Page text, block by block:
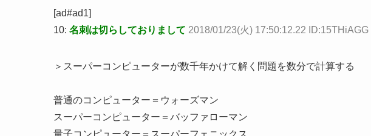
[ad#ad1]
10: 名刺は切らしておりまして 2018/01/23(火) 17:50:12.22 ID:15THiAGG
＞スーパーコンピューターが数千年かけて解く問題を数分で計算する
普通のコンピューター＝ウォーズマン
スーパーコンピューター＝バッファローマン
量子コンピューター＝スーパーフェニックス